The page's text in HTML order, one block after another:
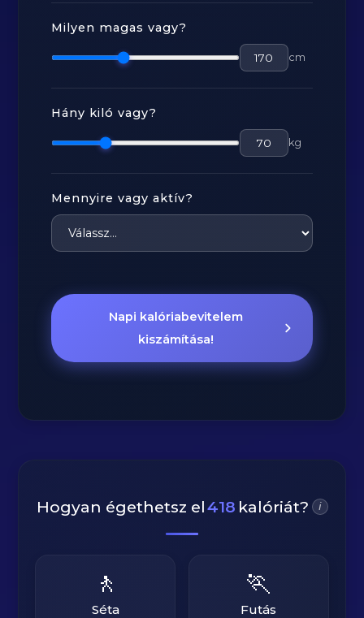
Milyen magas vagy?
cm
Hány kiló vagy?
kg
Mennyire vagy aktív?
Napi kalóriabevitelem
kiszámítása!
Hogyan égethetsz el418 kalóriát? i
🚶
Séta
🏃
Futás